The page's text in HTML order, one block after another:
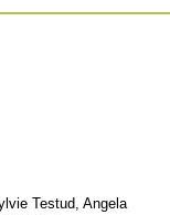
Testud, Angela